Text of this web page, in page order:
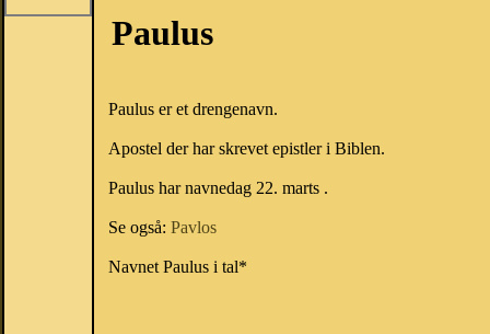
Paulus
Paulus er et drengenavn.
Apostel der har skrevet epistler i Biblen.
Paulus har navnedag 22. marts .
Se også: Pavlos
Navnet Paulus i tal*